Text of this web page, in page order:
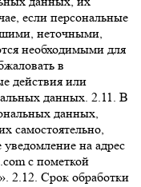
если персональные
неточными,
необходимыми для
в
действия или
данных. 2.11. В
данных,
самостоятельно,
на адрес
с пометкой
2.12. Срок обработки